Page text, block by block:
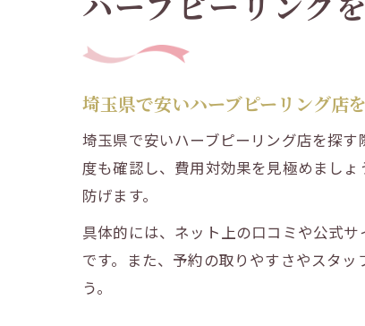
埼玉県で安いハーブピーリング店
埼玉県で安いハーブピーリング店を探
度も確認し、費用対効果を見極めまし
防げます。
具体的には、ネット上の口コミや公式
です。また、予約の取りやすさやスタ
う。